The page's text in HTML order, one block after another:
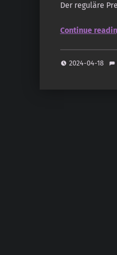
Der reguläre
Continue
2024-04-18